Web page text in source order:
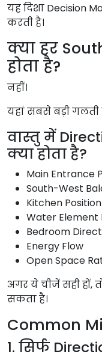
यह दिशा Decision
करती है।
क्या हर
होता है?
नहीं।
यहां सबसे बड़ी गलती
वास्तु में
क्या होता है?
Main Entrance
South-West
Kitchen Position
Water Element
Bedroom
Energy Flow
Open Space
अगर ये चीजें सही हों,
सकता है।
Common
1. सिर्फ